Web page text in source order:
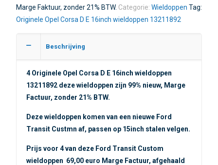
Marge Faktuur, zonder 21% BTW. Categorie: Wieldoppen Tag:
Originele Opel Corsa D E 16inch wieldoppen 13211892
Beschrijving
4 Originele Opel Corsa D E 16inch wieldoppen
13211892 deze wieldoppen zijn 99% nieuw, Marge
Factuur, zonder 21% BTW.
Deze wieldoppen komen van een nieuwe Ford
Transit Custmn af, passen op 15inch stalen velgen.
Prijs voor 4 van deze Ford Transit Custom
wieldoppen 69,00 euro Marge Factuur, afgehaald